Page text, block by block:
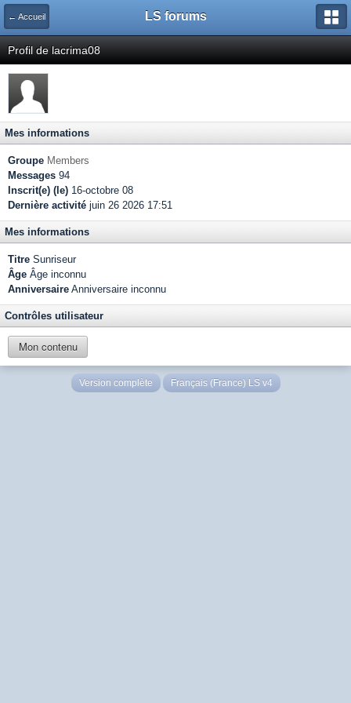
← Accueil LS forums
Profil de lacrima08
Mes informations
Groupe Members
Messages 94
Inscrit(e) (le) 16-octobre 08
Dernière activité juin 26 2026 17:51
Mes informations
Titre Sunriseur
Âge Âge inconnu
Anniversaire Anniversaire inconnu
Contrôles utilisateur
Mon contenu
Version complète Français (France) LS v4